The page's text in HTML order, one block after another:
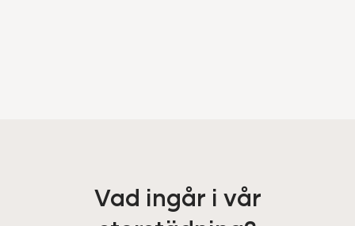
Vad ingår i vår